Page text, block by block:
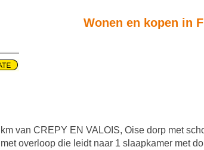
Wonen en kopen in
van CREPY EN VALOIS, Oise dorp met
overloop die leidt naar 1 slaapkamer met